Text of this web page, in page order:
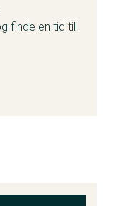
finde en tid til